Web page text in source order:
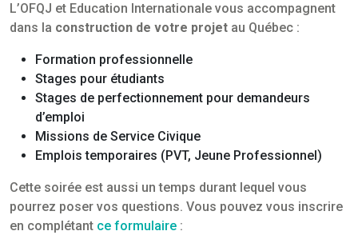
L’OFQJ et Education Internationale vous accompagnent
dans la construction de votre projet au Québec :
Formation professionnelle
Stages pour étudiants
Stages de perfectionnement pour demandeurs
d’emploi
Missions de Service Civique
Emplois temporaires (PVT, Jeune Professionnel)
Cette soirée est aussi un temps durant lequel vous
pourrez poser vos questions. Vous pouvez vous inscrire
en complétant ce formulaire :